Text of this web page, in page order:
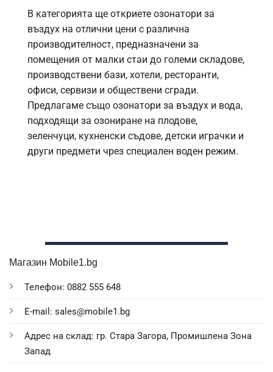
В категорията ще откриете озонатори за
въздух на отлични цени с различна
производителност, предназначени за
помещения от малки стаи до големи складове,
производствени бази, хотели, ресторанти,
офиси, сервизи и обществени сгради.
Предлагаме също озонатори за въздух и вода,
подходящи за озониране на плодове,
зеленчуци, кухненски съдове, детски играчки и
други предмети чрез специален воден режим.
Магазин Mobile1.bg
Телефон: 0882 555 648
E-mail: sales@mobile1.bg
Адрес на склад: гр. Стара Загора, Промишлена Зона
Запад